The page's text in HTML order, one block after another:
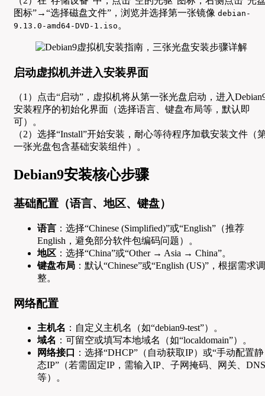
图标”→“选择磁盘文件”，浏览并选择第一张镜像 debian-
9.13.0-amd64-DVD-1.iso 。
启动虚拟机并进入安装界面
（1）点击“启动”，虚拟机将从第一张光盘启动，进入
安装程序的初始化界面（选择语言、键盘布局等，默认即
可）。
（2）选择“Install”开始安装，耐心等待程序加载安装文件（
一张光盘包含基础安装组件）。
Debian9安装核心步骤
基础配置（语言、地区、键盘）
语言 ：选择“Chinese (Simplified)”或“English”（推荐
English，避免部分软件包编码问题）。
地区 ：选择“China”或“Other → Asia → China”。
键盘布局 ：默认“Chinese”或“English (US)”，根据需求调
整。
网络配置
主机名 ：自定义主机名（如“debian9-test”）。
域名 ：可留空或填写本地域名（如“localdomain”）。
网络接口
：选择“DHCP”（自动获取IP）或“手动配置静
态IP”（若需固定IP，需输入IP、子网掩码、网关、DNS
等）。